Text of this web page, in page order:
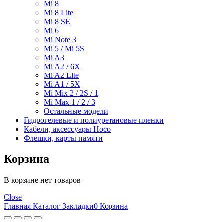
Mi 8
Mi 8 Lite
Mi 8 SE
Mi 6
Mi Note 3
Mi 5 / Mi 5S
Mi A3
Mi A2 / 6X
Mi A2 Lite
Mi A1 / 5X
Mi Mix 2 / 2S / 1
Mi Max 1 / 2 / 3
Остальные модели
Гидрогелевые и полиуретановые пленки
Кабели, аксессуары Hoco
Флешки, карты памяти
Корзина
В корзине нет товаров
Close
Главная Каталог Закладки0 Корзина